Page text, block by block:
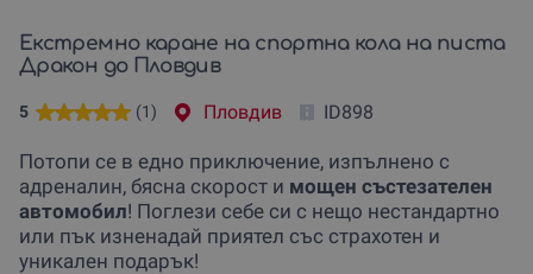
Екстремно каране на спортна кола на писта
Дракон до Пловдив
5 (1) Пловдив ID898
Потопи се в едно приключение, изпълнено с
адреналин, бясна скорост и мощен състезателен
автомобил! Поглези себе си с нещо нестандартно
или пък изненадай приятел със страхотен и
уникален подарък!